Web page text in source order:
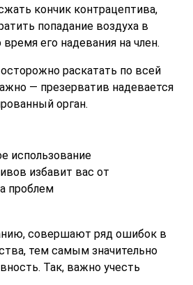
кончик контрацептива,
попадание воздуха в
его надевания на член.
раскатать по всей
— презерватив надевается
орган.
использование
избавит вас от
проблем
совершают ряд ошибок в
тем самым значительно
Так, важно учесть